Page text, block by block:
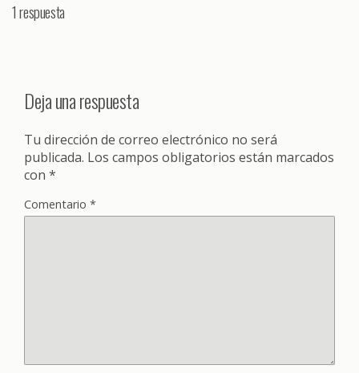
1 respuesta
Deja una respuesta
Tu dirección de correo electrónico no será
publicada. Los campos obligatorios están marcados
con *
Comentario *